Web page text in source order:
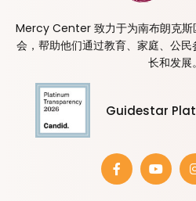
Mercy Center 致力于为南布朗克斯
会，帮助他们通过教育、家庭、公
长和发展。
Guidestar